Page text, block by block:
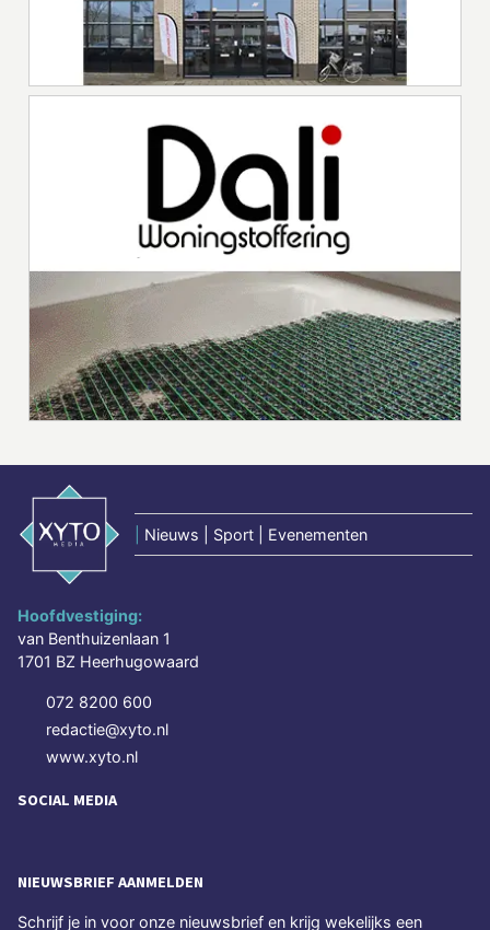
Nieuws | Sport | Evenementen
Hoofdvestiging:
van Benthuizenlaan 1
1701 BZ Heerhugowaard
072 8200 600
redactie@xyto.nl
www.xyto.nl
SOCIAL MEDIA
NIEUWSBRIEF AANMELDEN
Schrijf je in voor onze nieuwsbrief en krijg wekelijks een